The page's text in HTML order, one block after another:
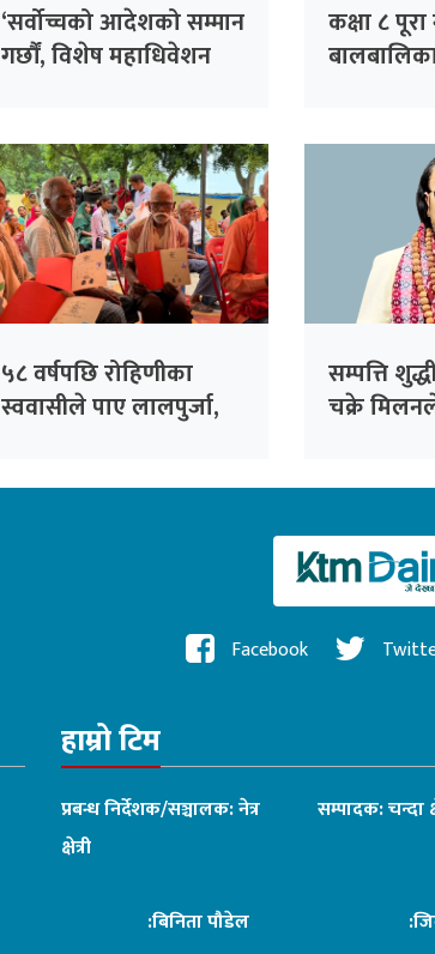
‘सर्वोच्चको आदेशको सम्मान
गर्छौं, विशेष महाधिवेशन
कक्षा ८
५८ वर्षपछि रोहिणीका
स्ववासीले पाए लालपुर्जा,
सम्पत्ति
चक्रे
Facebook
हाम्रो टिम
प्रबन्ध निर्देशक/सञ्चालक: नेत्र
क्षेत्री
सम्पादक: चन्दा
:बिनिता पौडेल :जिबन